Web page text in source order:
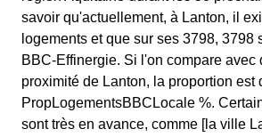
savoir qu'actuellement, à Lanton, il
logements et que sur ses 3798, 3798
BBC-Effinergie. Si l'on compare avec
proximité de Lanton, la proportion est
PropLogementsBBCLocale %.
sont très en avance, comme [la ville